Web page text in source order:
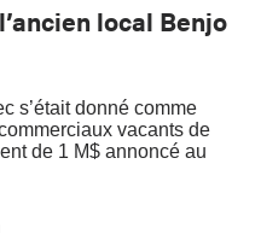
local Benjo
s’était donné comme
vacants de
de 1 M$ annoncé au